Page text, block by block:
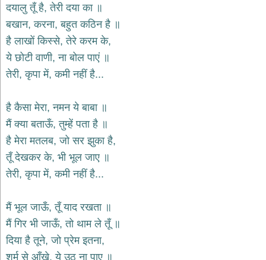
भजन
bhajans
साईं
भजन
sai
bhajans
भजन
jain
bhajans
दुर्गा
भजन
durga
bhajans
भजन
ganesh
राम
दयालु तूँ है, तेरी दया का ॥
बखान, करना, बहुत कठिन है ॥
है लाखों किस्से, तेरे करम के,
ये छोटी वाणी, ना बोल पाएं ॥
तेरी, कृपा में, कमी नहीं है...
है कैसा मेरा, नमन ये बाबा ॥
मैं क्या बताऊँ, तुम्हें पता है ॥
है मेरा मतलब, जो सर झुका है,
तूँ देखकर के, भी भूल जाए ॥
तेरी, कृपा में, कमी नहीं है...
मैं भूल जाऊँ, तूँ याद रखता ॥
मैं गिर भी जाऊँ, तो थाम ले तूँ ॥
दिया है तूने, जो प्रेम इतना,
शर्म से आँखे, ये उठ ना पाए ॥